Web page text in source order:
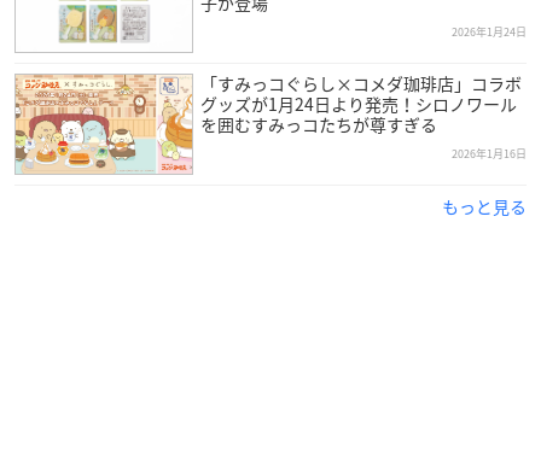
2026年1月24日
「すみっコぐらし×コメダ珈琲店」コラボ
グッズが1月24日より発売！シロノワール
を囲むすみっコたちが尊すぎる
2026年1月16日
もっと見る